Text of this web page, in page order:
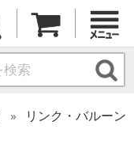
リンク・バルーン